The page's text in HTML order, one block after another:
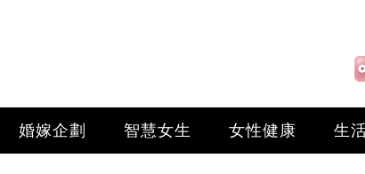
婚嫁企劃 智慧女生 女性健康 生